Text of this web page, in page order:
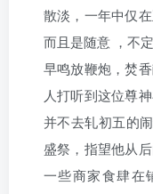
散淡，一年中仅
而且是随意 ，不
早鸣放鞭炮，焚
人打听到这位尊
并不去轧初五的
盛祭，指望他从
一些商家食肆在